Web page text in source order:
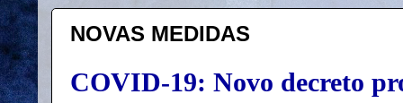
NOVAS MEDIDAS
COVID-19: Novo decreto